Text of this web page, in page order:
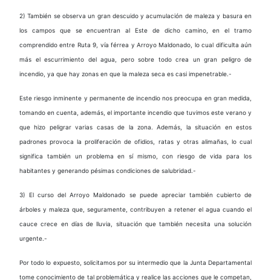
2) También se observa un gran descuido y acumulación de maleza y basura en
los campos que se encuentran al Este de dicho camino, en el tramo
comprendido entre Ruta 9, vía férrea y Arroyo Maldonado, lo cual dificulta aún
más el escurrimiento del agua, pero sobre todo crea un gran peligro de
incendio, ya que hay zonas en que la maleza seca es casi impenetrable.-
Este riesgo inminente y permanente de incendio nos preocupa en gran medida,
tomando en cuenta, además, el importante incendio que tuvimos este verano y
que hizo peligrar varias casas de la zona. Además, la situación en estos
padrones provoca la proliferación de ofidios, ratas y otras alimañas, lo cual
significa también un problema en sí mismo, con riesgo de vida para los
habitantes y generando pésimas condiciones de salubridad.-
3) El curso del Arroyo Maldonado se puede apreciar también cubierto de
árboles y maleza que, seguramente, contribuyen a retener el agua cuando el
cauce crece en días de lluvia, situación que también necesita una solución
urgente.-
Por todo lo expuesto, solicitamos por su intermedio que la Junta Departamental
tome conocimiento de tal problemática y realice las acciones que le competan,